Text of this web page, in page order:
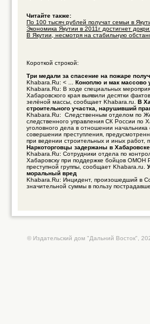
Читайте также:
По 100 тысяч рублей получат семьи в
Экономика Якутии в 2011г достигнет
В Якутии, несмотря на стабильную
Короткой строкой:
Три медали за спасение на пожаре
Khabara.Ru: < ... Коноплю и мак массово
Khabara.Ru: В ходе специальных
Хабаровского края выявили десятки
зелёной массы, сообщает Khabara.ru. В
строительного участка, нарушивший
Khabara.Ru: Следственным отделом по
следственного управления СК России
уголовного дела в отношении
совершении преступления,
при ведении строительных и иных работ,
Наркоторговцы задержаны в
Khabara.Ru: Сотрудники отдела по
Хабаровску при поддержке бойцов ОМОН
преступной группы, сообщает Khabara.ru.
моральный вред
Khabara.Ru: Инцидент, произошедший в
значительной суммы в пользу
© Издательский дом "Дальний Восток",